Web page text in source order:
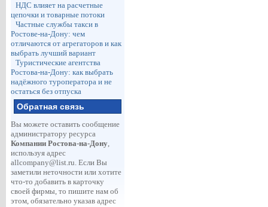
НДС влияет на расчетные
цепочки и товарные потоки
Частные службы такси в
Ростове-на-Дону: чем
отличаются от агрегаторов и как
выбрать лучший вариант
Туристические агентства
Ростова-на-Дону: как выбрать
надёжного туроператора и не
остаться без отпуска
Обратная связь
Вы можете оставить сообщение
администратору ресурса
Компании Ростова-на-Дону,
используя адрес
allcompany@list.ru. Если Вы
заметили неточности или хотите
что-то добавить в карточку
своей фирмы, то пишите нам об
этом, обязательно указав адрес